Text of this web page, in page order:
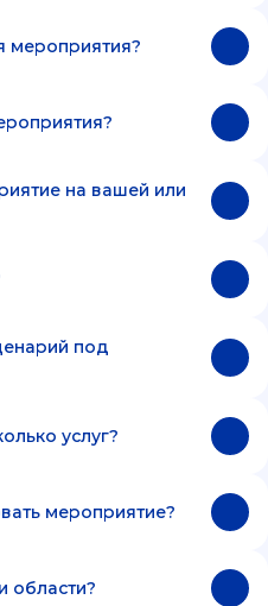
мероприятия?
на вашей или
под
услуг?
мероприятие?
области?